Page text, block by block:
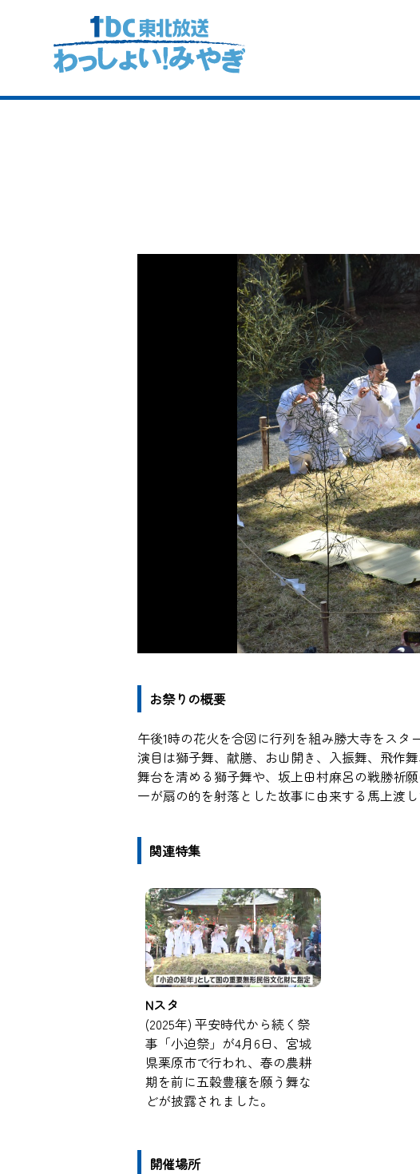
お祭りの概要
午後1時の花火を合図に行列を組み勝大寺をスタ
演目は獅子舞、献膳、お山開き、入振舞、飛作
舞台を清める獅子舞や、坂上田村麻呂の戦勝祈
一が扇の的を射落とした故事に由来する馬上渡
関連特集
Nスタ
(2025年) 平安時代から続く祭
事「小迫祭」が4月6日、宮城
県栗原市で行われ、春の農耕
期を前に五穀豊穣を願う舞な
どが披露されました。
開催場所